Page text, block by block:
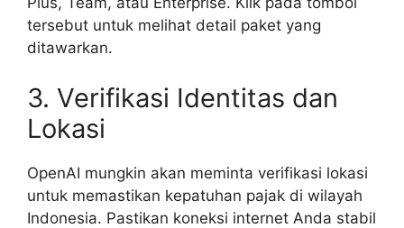
tersebut untuk melihat detail paket yang
ditawarkan.
3. Verifikasi Identitas dan
Lokasi
OpenAI mungkin akan meminta verifikasi lokasi
untuk memastikan kepatuhan pajak di wilayah
Indonesia. Pastikan koneksi internet Anda stabil